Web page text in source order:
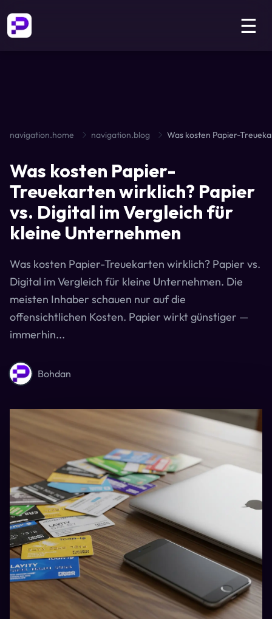
☰
navigation.home navigation.blog
Was kosten Papier-
Treuekarten wirklich? Papier
vs. Digital im Vergleich für
kleine Unternehmen
Was kosten Papier-Treuekarten wirklich? Papier vs.
Digital im Vergleich für kleine Unternehmen. Die
meisten Inhaber schauen nur auf die
offensichtlichen Kosten. Papier wirkt günstiger —
immerhin...
Bohdan